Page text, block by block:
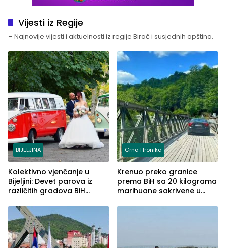
Vijesti iz Regije
– Najnovije vijesti i aktuelnosti iz regije Birač i susjednih opština.
BIJELJINA
Kolektivno vjenčanje u
Bijeljini: Devet parova iz
različitih gradova BiH
Crna Hronika
Krenuo preko granice
prema BiH sa 20 kilograma
marihuane sakrivene u